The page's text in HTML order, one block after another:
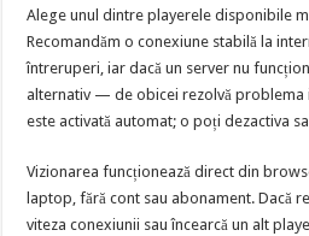
Alege unul dintre playerele disponibile
Recomandăm o conexiune stabilă la
întreruperi, iar dacă un server nu
alternativ — de obicei rezolvă problema
este activată automat; o poți dezactiva
Vizionarea funcționează direct din
laptop, fără cont sau abonament. Dacă
viteza conexiunii sau încearcă un alt